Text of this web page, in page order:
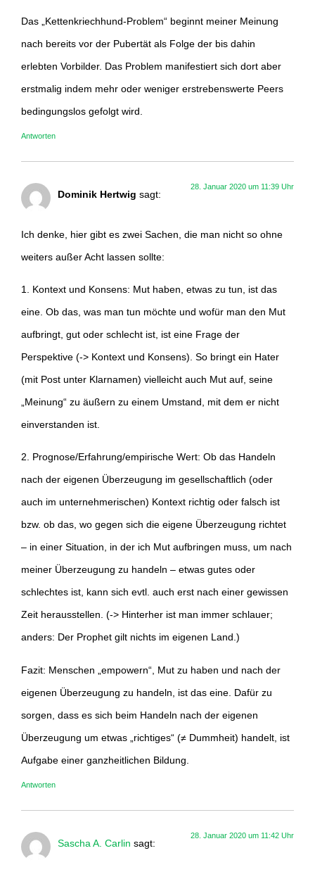
Das „Kettenkriechhund-Problem“ beginnt meiner Meinung
nach bereits vor der Pubertät als Folge der bis dahin
erlebten Vorbilder. Das Problem manifestiert sich dort aber
erstmalig indem mehr oder weniger erstrebenswerte Peers
bedingungslos gefolgt wird.
Antworten
Dominik Hertwig sagt:
28. Januar 2020 um 11:39 Uhr
Ich denke, hier gibt es zwei Sachen, die man nicht so ohne
weiters außer Acht lassen sollte:
1. Kontext und Konsens: Mut haben, etwas zu tun, ist das
eine. Ob das, was man tun möchte und wofür man den Mut
aufbringt, gut oder schlecht ist, ist eine Frage der
Perspektive (-> Kontext und Konsens). So bringt ein Hater
(mit Post unter Klarnamen) vielleicht auch Mut auf, seine
„Meinung“ zu äußern zu einem Umstand, mit dem er nicht
einverstanden ist.
2. Prognose/Erfahrung/empirische Wert: Ob das Handeln
nach der eigenen Überzeugung im gesellschaftlich (oder
auch im unternehmerischen) Kontext richtig oder falsch ist
bzw. ob das, wo gegen sich die eigene Überzeugung richtet
– in einer Situation, in der ich Mut aufbringen muss, um nach
meiner Überzeugung zu handeln – etwas gutes oder
schlechtes ist, kann sich evtl. auch erst nach einer gewissen
Zeit herausstellen. (-> Hinterher ist man immer schlauer;
anders: Der Prophet gilt nichts im eigenen Land.)
Fazit: Menschen „empowern“, Mut zu haben und nach der
eigenen Überzeugung zu handeln, ist das eine. Dafür zu
sorgen, dass es sich beim Handeln nach der eigenen
Überzeugung um etwas „richtiges“ (≠ Dummheit) handelt, ist
Aufgabe einer ganzheitlichen Bildung.
Antworten
Sascha A. Carlin sagt:
28. Januar 2020 um 11:42 Uhr